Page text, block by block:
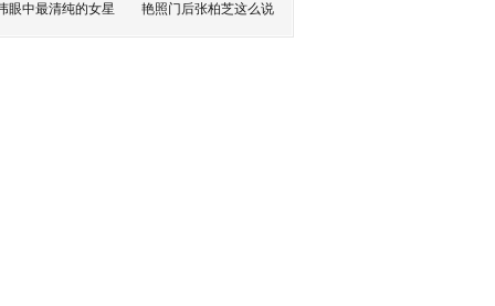
眼中最清纯的女星 艳照门后张柏芝这么说